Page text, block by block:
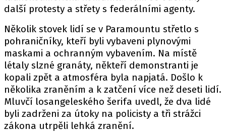
další protesty a střety s federálními agenty.
Několik stovek lidí se v Paramountu střetlo s
pohraničníky, kteří byli vybaveni plynovými
maskami a ochranným vybavením. Na místě
létaly slzné granáty, někteří demonstranti je
kopali zpět a atmosféra byla napjatá. Došlo k
několika zraněním a k zatčení více než deseti lidí.
Mluvčí losangeleského šerifa uvedl, že dva lidé
byli zadrženi za útoky na policisty a tři strážci
zákona utrpěli lehká zranění.